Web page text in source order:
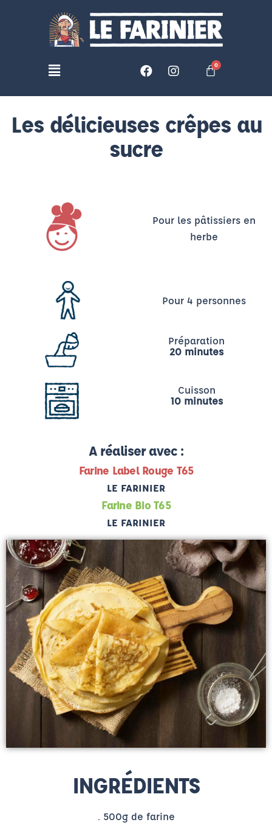
Les délicieuses crêpes au
sucre
Pour les pâtissiers en
herbe
Pour 4 personnes
Préparation
20 minutes
Cuisson
10 minutes
A réaliser avec :
Farine Label Rouge T65
LE FARINIER
Farine Bio T65
LE FARINIER
INGRÉDIENTS
. 500g de farine